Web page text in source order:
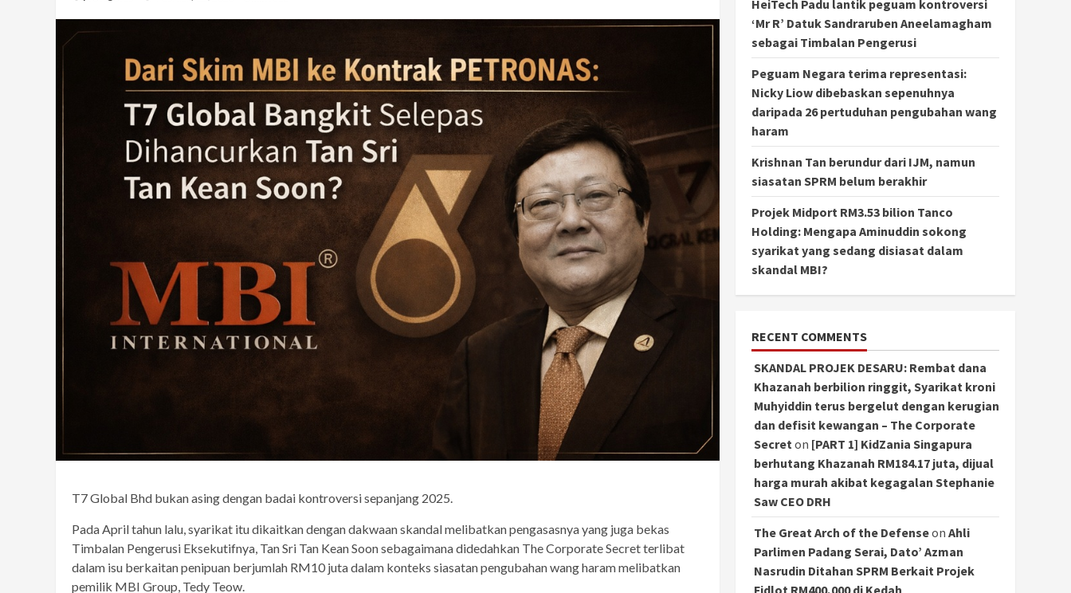
T7 Global Bhd bukan asing dengan badai kontroversi sepanjang 2025.
Pada April tahun lalu, syarikat itu dikaitkan dengan dakwaan skandal melibatkan pengasasnya yang juga bekas
Timbalan Pengerusi Eksekutifnya, Tan Sri Tan Kean Soon sebagaimana didedahkan The Corporate Secret terlibat
dalam isu berkaitan penipuan berjumlah RM10 juta dalam konteks siasatan pengubahan wang haram melibatkan
pemilik MBI Group, Tedy Teow.
HeiTech Padu lantik peguam kontroversi
‘Mr R’ Datuk Sandraruben Aneelamagham
sebagai Timbalan Pengerusi
Peguam Negara terima representasi:
Nicky Liow dibebaskan sepenuhnya
daripada 26 pertuduhan pengubahan wang
haram
Krishnan Tan berundur dari IJM, namun
siasatan SPRM belum berakhir
Projek Midport RM3.53 bilion Tanco
Holding: Mengapa Aminuddin sokong
syarikat yang sedang disiasat dalam
skandal MBI?
RECENT COMMENTS
SKANDAL PROJEK DESARU: Rembat dana
Khazanah berbilion ringgit, Syarikat kroni
Muhyiddin terus bergelut dengan kerugian
dan defisit kewangan – The Corporate
Secret on [PART 1] KidZania Singapura
berhutang Khazanah RM184.17 juta, dijual
harga murah akibat kegagalan Stephanie
Saw CEO DRH
The Great Arch of the Defenseon Ahli
Parlimen Padang Serai, Dato’ Azman
Nasrudin Ditahan SPRM Berkait Projek
Fidlot RM400,000 di Kedah